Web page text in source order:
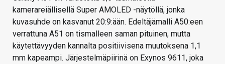
kamerareiällisellä Super AMOLED -näytöllä, jonka
kuvasuhde on kasvanut 20:9:ään. Edeltäjämalli A50:een
verrattuna A51 on tismalleen saman pituinen, mutta
käytettävyyden kannalta positiivisena muutoksena 1,1
mm kapeampi. Järjestelmäpiirinä on Exynos 9611, joka